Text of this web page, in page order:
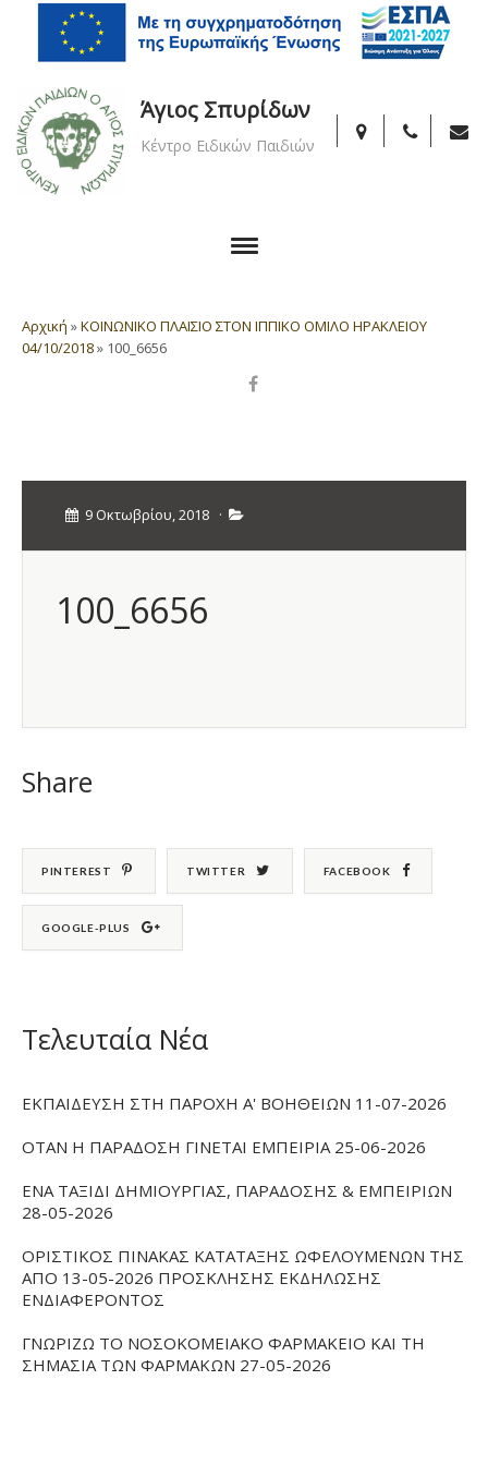
Άγιος Σπυρίδων
Κέντρο Ειδικών Παιδιών
Αρχική »ΚΟΙΝΩΝΙΚΟ ΠΛΑΙΣΙΟ ΣΤΟΝ ΙΠΠΙΚΟ ΟΜΙΛΟ ΗΡΑΚΛΕΙΟΥ
04/10/2018» 100_6656
9 Οκτωβρίου, 2018 ·
100_6656
Share
PINTEREST TWITTER FACEBOOK
GOOGLE-PLUS
Τελευταία Νέα
ΕΚΠΑΙΔΕΥΣΗ ΣΤΗ ΠΑΡΟΧΗ Α' ΒΟΗΘΕΙΩΝ 11-07-2026
ΟΤΑΝ Η ΠΑΡΑΔΟΣΗ ΓΙΝΕΤΑΙ ΕΜΠΕΙΡΙΑ 25-06-2026
ΕΝΑ ΤΑΞΙΔΙ ΔΗΜΙΟΥΡΓΙΑΣ, ΠΑΡΑΔΟΣΗΣ & ΕΜΠΕΙΡΙΩΝ
28-05-2026
ΟΡΙΣΤΙΚΟΣ ΠΙΝΑΚΑΣ ΚΑΤΑΤΑΞΗΣ ΩΦΕΛΟΥΜΕΝΩΝ ΤΗΣ
ΑΠΟ 13-05-2026 ΠΡΟΣΚΛΗΣΗΣ ΕΚΔΗΛΩΣΗΣ
ΕΝΔΙΑΦΕΡΟΝΤΟΣ
ΓΝΩΡΙΖΩ ΤΟ ΝΟΣΟΚΟΜΕΙΑΚΟ ΦΑΡΜΑΚΕΙΟ ΚΑΙ ΤΗ
ΣΗΜΑΣΙΑ ΤΩΝ ΦΑΡΜΑΚΩΝ 27-05-2026